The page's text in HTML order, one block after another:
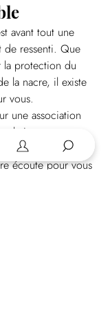
avant tout une
de ressenti. Que
la protection du
la nacre, il existe
vous.
une association
une
un événement
écoute pour vous